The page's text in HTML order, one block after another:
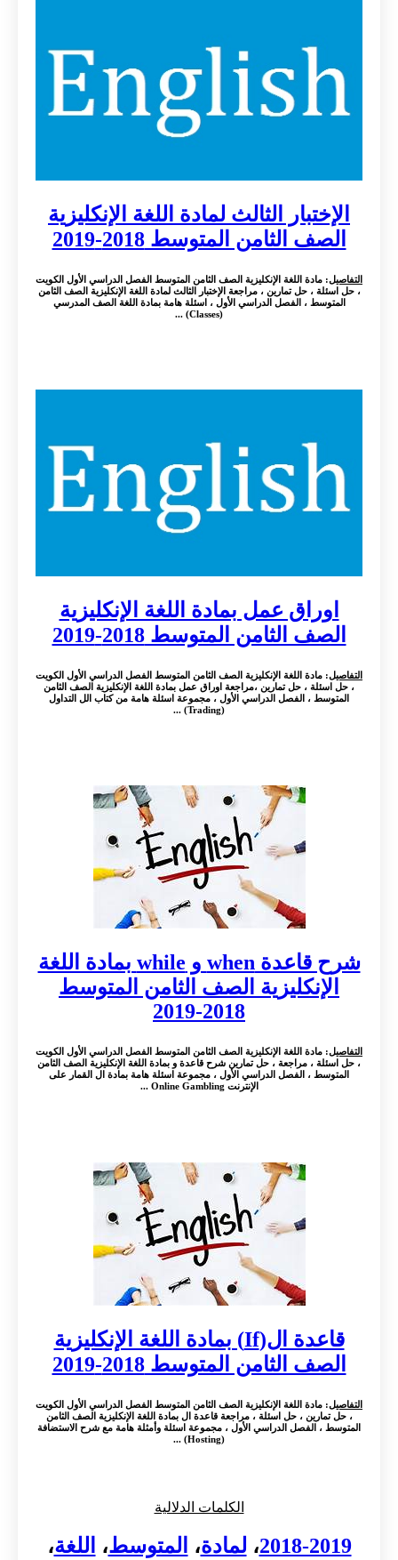
الإختبار الثالث لمادة اللغة الإنكليزية
الصف الثامن المتوسط 2018-2019
التفاصيل: مادة اللغة الإنكليزية الصف الثامن المتوسط الفصل الدراسي الأول الكويت
، حل اسئلة ، حل تمارين ، مراجعة الإختبار الثالث لمادة اللغة الإنكليزية الصف الثامن
المتوسط ، الفصل الدراسي الأول ، اسئلة هامة بمادة اللغة الصف المدرسي
(Classes) ...
اوراق عمل بمادة اللغة الإنكليزية
الصف الثامن المتوسط 2018-2019
التفاصيل: مادة اللغة الإنكليزية الصف الثامن المتوسط الفصل الدراسي الأول الكويت
، حل اسئلة ، حل تمارين ،مراجعة اوراق عمل بمادة اللغة الإنكليزية الصف الثامن
المتوسط ، الفصل الدراسي الأول ، مجموعة اسئلة هامة من كتاب الل التداول
(Trading) ...
شرح قاعدة when و while بمادة اللغة
الإنكليزية الصف الثامن المتوسط
2018-2019
التفاصيل: مادة اللغة الإنكليزية الصف الثامن المتوسط الفصل الدراسي الأول الكويت
، حل اسئلة ، مراجعة ، حل تمارين شرح قاعدة و بمادة اللغة الإنكليزية الصف الثامن
المتوسط ، الفصل الدراسي الأول ، مجموعة اسئلة هامة بمادة ال القمار على
الإنترنت Online Gambling ...
قاعدة ال(If) بمادة اللغة الإنكليزية
الصف الثامن المتوسط 2018-2019
التفاصيل: مادة اللغة الإنكليزية الصف الثامن المتوسط الفصل الدراسي الأول الكويت
، حل تمارين ، حل اسئلة ، مراجعة قاعدة ال بمادة اللغة الإنكليزية الصف الثامن
المتوسط ، الفصل الدراسي الأول ، مجموعة اسئلة وأمثلة هامة مع شرح الاستضافة
(Hosting) ...
الكلمات الدلالية
2018-2019، لمادة، المتوسط، اللغة،